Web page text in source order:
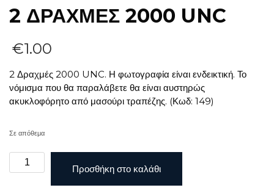
2 ΔΡΑΧΜΕΣ 2000 UNC
€1.00
2 Δραχμές 2000 UNC. Η φωτογραφία είναι ενδεικτική. Το
νόμισμα που θα παραλάβετε θα είναι αυστηρώς
ακυκλοφόρητο από μασούρι τραπέζης. (Κωδ: 149)
Σε απόθεμα
ΔΡΑΧΜΕΣ
Προσθήκη στο καλάθι